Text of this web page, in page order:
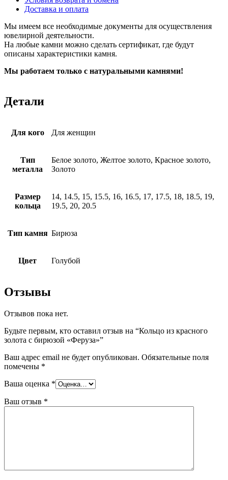
Доставка и оплата
Мы имеем все необходимые документы для осуществления
ювелирной деятельности.
На любые камни можно сделать сертификат, где будут
описаны характеристики камня.
Мы работаем только с натуральными камнями!
Детали
Для кого Для женщин
Тип
металла
Белое золото, Желтое золото, Красное золото,
Золото
Размер
кольца
14, 14.5, 15, 15.5, 16, 16.5, 17, 17.5, 18, 18.5, 19,
19.5, 20, 20.5
Тип камня Бирюза
Цвет Голубой
Отзывы
Отзывов пока нет.
Будьте первым, кто оставил отзыв на “Кольцо из красного
золота с бирюзой «Феруза»”
Ваш адрес email не будет опубликован. Обязательные поля
помечены *
Ваша оценка *
Ваш отзыв *